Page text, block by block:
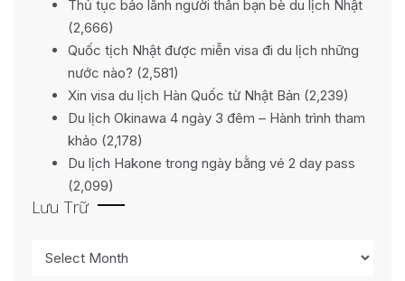
Thủ tục bảo lãnh người thân bạn bè du lịch Nhật
(2,666)
Quốc tịch Nhật được miễn visa đi du lịch những
nước nào? (2,581)
Xin visa du lịch Hàn Quốc từ Nhật Bản (2,239)
Du lịch Okinawa 4 ngày 3 đêm – Hành trình tham
khảo (2,178)
Du lịch Hakone trong ngày bằng vé 2 day pass
(2,099)
Lưu Trữ